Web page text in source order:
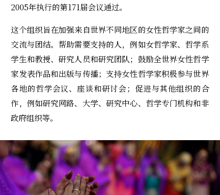
2005年执行的第171届会议通过。
这个组织旨在加强来自世界不同地区的女性哲学家之间的
交流与团结。帮助需要支持的人，例如女哲学家、哲学系
学生和教授、研究人员和研究团队；鼓励全世界女性哲学
家发表作品和出版与传播；支持女性哲学家积极参与世界
各地的哲学会议、座谈和研讨会；促进与其他组织的合
作，例如研究网路、大学、研究中心、哲学专门机构和非
政府组织等。